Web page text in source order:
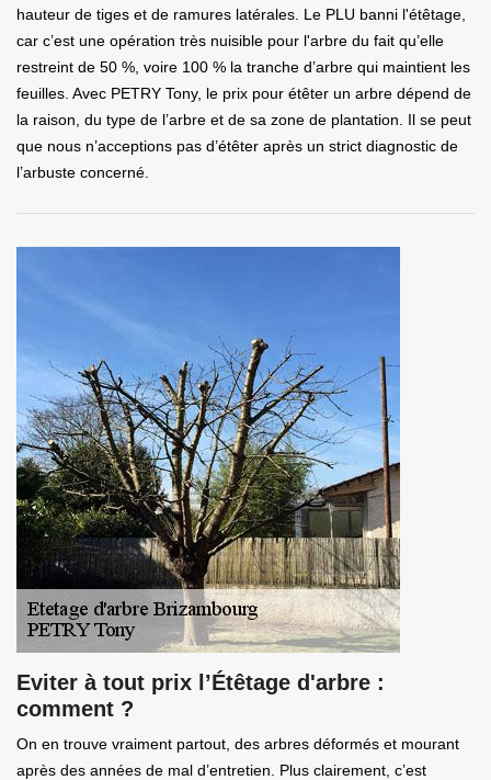
hauteur de tiges et de ramures latérales. Le PLU banni l'étêtage,
car c’est une opération très nuisible pour l'arbre du fait qu’elle
restreint de 50 %, voire 100 % la tranche d’arbre qui maintient les
feuilles. Avec PETRY Tony, le prix pour étêter un arbre dépend de
la raison, du type de l’arbre et de sa zone de plantation. Il se peut
que nous n’acceptions pas d’étêter après un strict diagnostic de
l’arbuste concerné.
Eviter à tout prix l’Étêtage d'arbre :
comment ?
On en trouve vraiment partout, des arbres déformés et mourant
après des années de mal d’entretien. Plus clairement, c’est